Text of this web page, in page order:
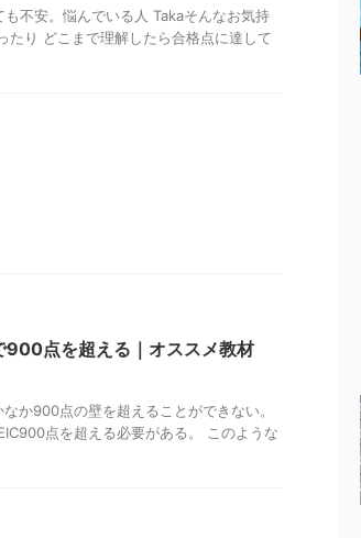
不安。悩んでいる人 Takaそんなお気持
たり どこまで理解したら合格点に達して
900点を超える｜オススメ教材
か900点の壁を超えることができない。
点を超える必要がある。 このような